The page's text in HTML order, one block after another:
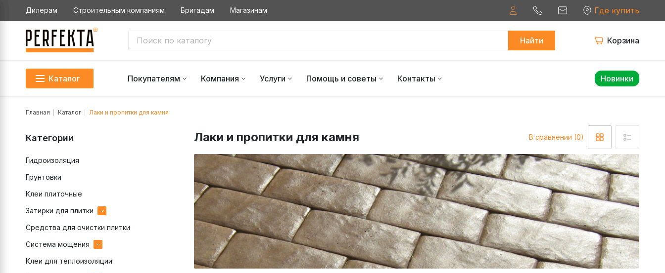
Дилерам Строительным компаниям Бригадам Магазинам Где купить
Найти Корзина
Каталог Покупателям Компания Услуги Помощь и советы Контакты Новинки
Главная Каталог Лаки и пропитки для камня
Категории
Гидроизоляция
Грунтовки
Клеи плиточные
Затирки для плитки
эпоксидные
цементные
Средства для очистки плитки
Система мощения
Затирки для брусчатки
Клеи для теплоизоляции
Лаки и пропитки для камня В сравнении (0)